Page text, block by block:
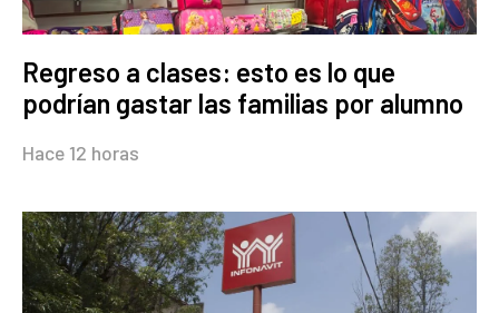
Regreso a clases: esto es lo que
podrían gastar las familias por alumno
Hace 12 horas